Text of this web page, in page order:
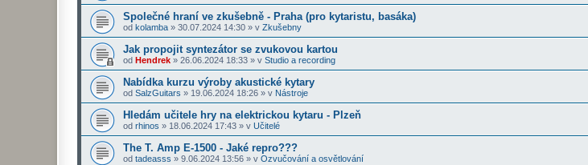
Společné hraní ve zkušebně - Praha (pro kytaristu, basáka)
od kolamba » 30.07.2024 14:30 » v Zkušebny
Jak propojit syntezátor se zvukovou kartou
od Hendrek » 26.06.2024 18:33 » v Studio a recording
Nabídka kurzu výroby akustické kytary
od SalzGuitars » 19.06.2024 18:26 » v Nástroje
Hledám učitele hry na elektrickou kytaru - Plzeň
od rhinos » 18.06.2024 17:43 » v Učitelé
The T. Amp E-1500 - Jaké repro???
od tadeasss » 9.06.2024 13:56 » v Ozvučování a osvětlování